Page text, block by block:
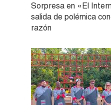
Sorpresa en «El
salida de polémica
razón